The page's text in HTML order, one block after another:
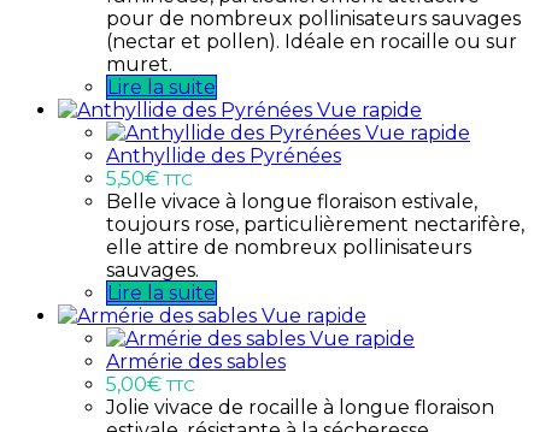
pour de nombreux pollinisateurs sauvages
(nectar et pollen). Idéale en rocaille ou sur
muret.
Lire la suite
Vue rapide
Vue rapide
Anthyllide des Pyrénées
5,50€ TTC
Belle vivace à longue floraison estivale,
toujours rose, particulièrement nectarifère,
elle attire de nombreux pollinisateurs
sauvages.
Lire la suite
Vue rapide
Vue rapide
Armérie des sables
5,00€ TTC
Jolie vivace de rocaille à longue floraison